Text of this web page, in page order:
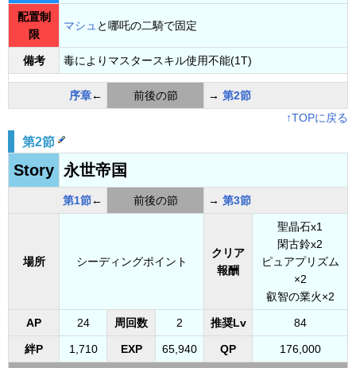
配置制
限
マシュ と哪吒の二騎で固定
備考 毒によりマスタースキル使用不能(1T)
序章← 前後の節 → 第2節
↑TOPに戻る
第2節
Story 永世帝国
第1節← 前後の節 → 第3節
場所 シーディングポイント
クリア
報酬
聖晶石x1
閑古鈴x2
ピュアプリズム
×2
叡智の業火×2
AP 24 周回数 2 推奨Lv 84
絆P 1,710 EXP 65,940 QP 176,000